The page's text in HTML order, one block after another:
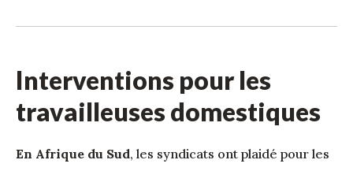
Interventions pour les
travailleuses domestiques
En Afrique du Sud, les syndicats ont plaidé pour les